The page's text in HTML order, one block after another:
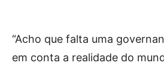
“Acho que falta uma
em conta a realidade do